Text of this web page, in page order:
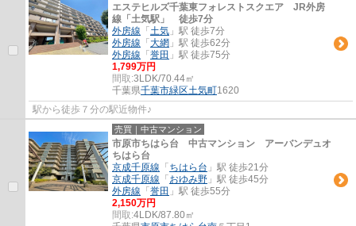
エステヒルズ千葉東フォレストスクエア JR外房
線「土気駅」 徒歩7分
外房線 「 土気 」駅 徒歩7分
外房線 「 大網 」駅 徒歩62分
外房線 「 誉田 」駅 徒歩75分
1,799万円
間取:3LDK/70.44㎡
千葉県千葉市緑区土気町1620
駅から徒歩７分の駅近物件♪
売買｜中古マンション
市原市ちはら台 中古マンション アーバンデュオ
ちはら台
京成千原線 「 ちはら台 」駅 徒歩21分
京成千原線 「 おゆみ野 」駅 徒歩45分
外房線 「 誉田 」駅 徒歩55分
2,150万円
間取:4LDK/87.80㎡